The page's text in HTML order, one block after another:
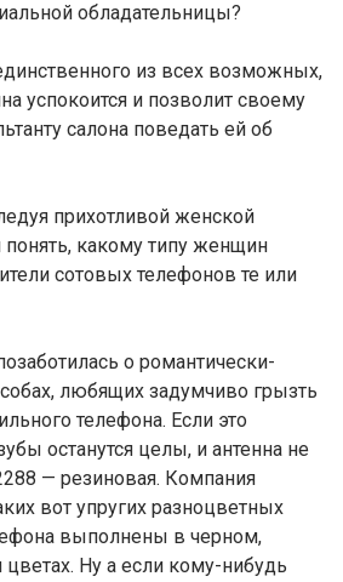
обладательницы?
из всех возможных,
успокоится и позволит своему
салона поведать ей об
прихотливой женской
какому типу женщин
сотовых телефонов те или
о романтически-
любящих задумчиво грызть
телефона. Если это
останутся целы, и антенна не
— резиновая. Компания
вот упругих разноцветных
выполнены в черном,
Ну а если кому-нибудь